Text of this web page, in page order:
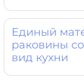
Единый
раковины
вид кухни